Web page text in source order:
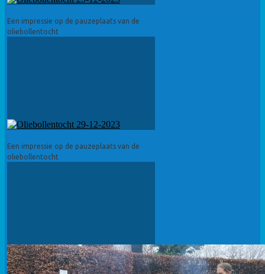
Een impressie op de pauzeplaats van de
oliebollentocht
Een impressie op de pauzeplaats van de
oliebollentocht